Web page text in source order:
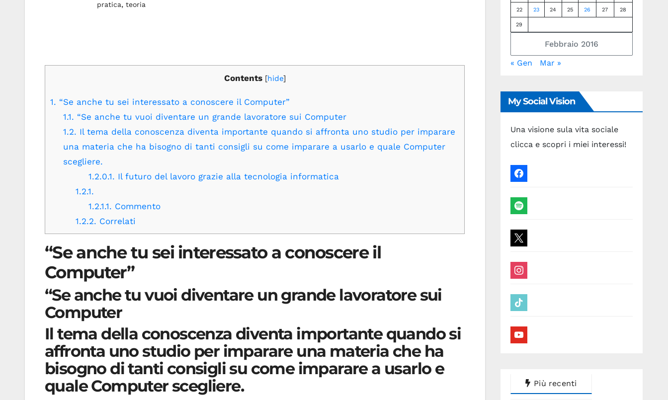
pratica, teoria
Contents [hide]
1. “Se anche tu sei interessato a conoscere il Computer”
1.1. “Se anche tu vuoi diventare un grande lavoratore sui Computer
1.2. Il tema della conoscenza diventa importante quando si affronta uno studio per imparare
una materia che ha bisogno di tanti consigli su come imparare a usarlo e quale Computer
scegliere.
1.2.0.1. Il futuro del lavoro grazie alla tecnologia informatica
1.2.1.
1.2.1.1. Commento
1.2.2. Correlati
“Se anche tu sei interessato a conoscere il
Computer”
“Se anche tu vuoi diventare un grande lavoratore sui
Computer
Il tema della conoscenza diventa importante quando si
affronta uno studio per imparare una materia che ha
bisogno di tanti consigli su come imparare a usarlo e
quale Computer scegliere.
Febbraio 2016
22 23 24 25 26 27 28
29
« Gen Mar »
My Social Vision
Una visione sula vita sociale
clicca e scopri i miei interessi!
facebook
spotify
instagram
tiktok
youtube
Più recenti